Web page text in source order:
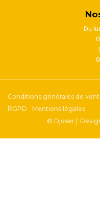
Du
Conditions générales de
RGPD
Mentions légales
© Djoser |